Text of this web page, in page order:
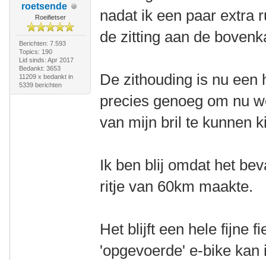
roetsende
Roeifietser
Berichten: 7.593
Topics: 190
Lid sinds: Apr 2017
Bedankt: 3653
11209 x bedankt in
5339 berichten
nadat ik een paar extra
de zitting aan de
De zithouding is nu een
precies genoeg om nu
van mijn bril te kunnen
Ik ben blij omdat het
ritje van 60km maakte.
Het blijft een hele fijne
'opgevoerde' e-bike